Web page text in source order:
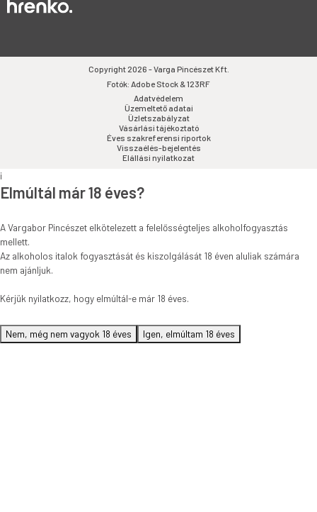
Copyright 2026 - Varga Pincészet Kft.
Fotók: Adobe Stock & 123RF
Adatvédelem
Üzemeltető adatai
Üzletszabályzat
Vásárlási tájékoztató
Éves szakreferensi riportok
Visszaélés-bejelentés
Elállási nyilatkozat
i
Elmúltál már 18 éves?
A Vargabor Pincészet elkötelezett a felelősségteljes alkoholfogyasztás
mellett.
Az alkoholos italok fogyasztását és kiszolgálását 18 éven aluliak számára
nem ajánljuk.
Kérjük nyilatkozz, hogy elmúltál-e már 18 éves.
Nem, még nem vagyok 18 éves Igen, elmúltam 18 éves